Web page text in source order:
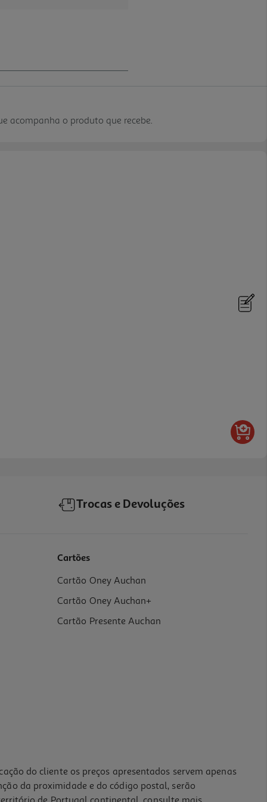
acompanha o produto que recebe.
Trocas e Devoluções
Cartões
Cartão Oney Auchan
Cartão Oney Auchan+
Cartão Presente Auchan
do cliente os preços apresentados servem apenas
da proximidade e do código postal, serão